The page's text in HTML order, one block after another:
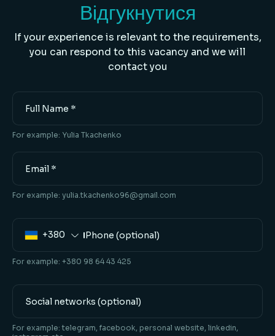
Відгукнутися
If your experience is relevant to the requirements,
you can respond to this vacancy and we will
contact you
Full
Name
For example: Yulia Tkachenko
Email
For example: yulia.tkachenko96@gmail.com
Phone
+380
For example: +380 98 64 43 425
Social
networks
For example: telegram, facebook, personal website, linkedin,